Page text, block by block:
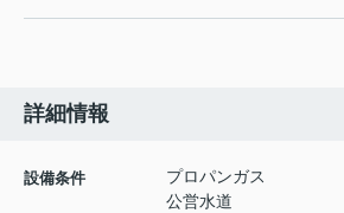
詳細情報
設備条件
プロパンガス
公営水道